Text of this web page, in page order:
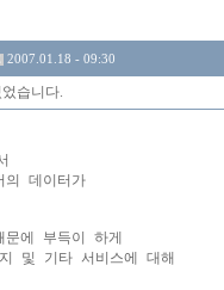
2007.01.18 - 09:30
습니다.
의 데이터가
에 부득이 하게
및 기타 서비스에 대해